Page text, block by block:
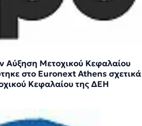
Αύξηση Μετοχικού Κεφαλαίου
στο Euronext Athens σχετικά
Κεφαλαίου της ΔΕΗ